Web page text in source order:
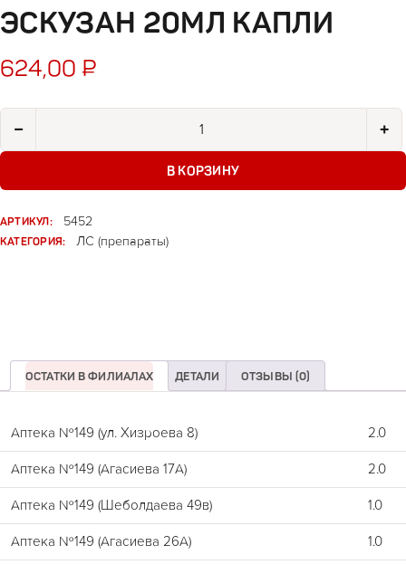
ЭСКУЗАН 20МЛ КАПЛИ
624,00 ₽
− +
В КОРЗИНУ
АРТИКУЛ:
5452
КАТЕГОРИЯ:
ЛС (препараты)
ОСТАТКИ В ФИЛИАЛАХ ДЕТАЛИ ОТЗЫВЫ (0)
Аптека №149 (ул. Хизроева 8) 2.0
Аптека №149 (Агасиева 17А) 2.0
Аптека №149 (Шеболдаева 49в) 1.0
Аптека №149 (Агасиева 26А) 1.0